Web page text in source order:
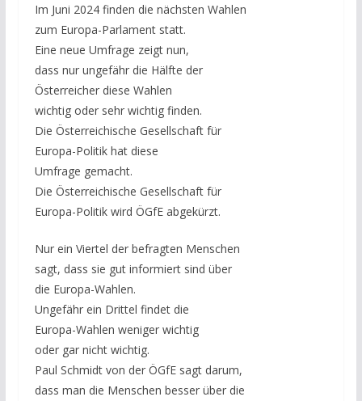
Im Juni 2024 finden die nächsten Wahlen
zum Europa-Parlament statt.
Eine neue Umfrage zeigt nun,
dass nur ungefähr die Hälfte der
Österreicher diese Wahlen
wichtig oder sehr wichtig finden.
Die Österreichische Gesellschaft für
Europa-Politik hat diese
Umfrage gemacht.
Die Österreichische Gesellschaft für
Europa-Politik wird ÖGfE abgekürzt.
Nur ein Viertel der befragten Menschen
sagt, dass sie gut informiert sind über
die Europa-Wahlen.
Ungefähr ein Drittel findet die
Europa-Wahlen weniger wichtig
oder gar nicht wichtig.
Paul Schmidt von der ÖGfE sagt darum,
dass man die Menschen besser über die